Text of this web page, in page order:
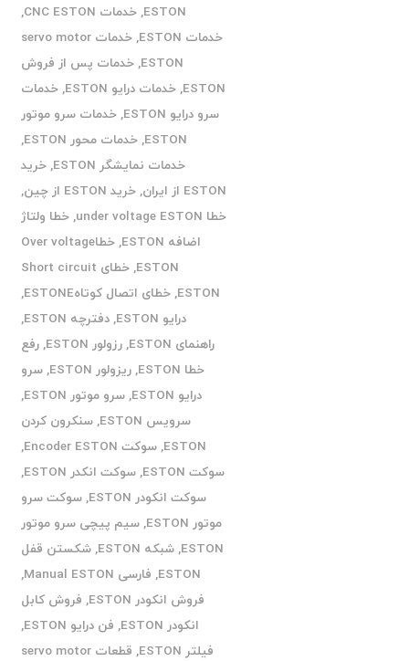
ESTON
,خدمات CNC ESTON
,
خدمات ESTON
,
خدمات servo motor
ESTON
,خدمات پس از فروش
ESTON
,خدمات درایو ESTON ,خدمات
سرو درایو ESTON
,خدمات سرو موتور
ESTON
,خدمات محور ESTON
,
خدمات نمایشگر ESTON
,خرید
ESTON از ایران
,خرید ESTON از چین
,
خطا under voltage ESTON
,خطا ولتاژ
اضافه ESTON
,
خطاOver voltage
ESTON
,
خطای Short circuit
ESTON
,خطای اتصال کوتاهESTONE
,
درایو ESTON
,دفترچه ESTON
,
راهنمای ESTON
,رزولور ESTON ,رفع
خطا ESTON
,ریزولور ESTON ,سرو
درایو ESTON
,سرو موتور ESTON
,
سرویس ESTON
,سنکرون کردن
ESTON
,سوکت Encoder ESTON
,
سوکت ESTON
,سوکت انکدر ESTON
,
سوکت انکودر ESTON
,سوکت سرو
موتور ESTON
,سیم پیچی سرو موتور
ESTON
,شبکه ESTON ,شکستن قفل
ESTON
, فارسی Manual ESTON
,
فروش انکودر ESTON
, فروش کابل
انکودر ESTON
, فن درایو ESTON
,
فیلتر ESTON
,
قطعات servo motor